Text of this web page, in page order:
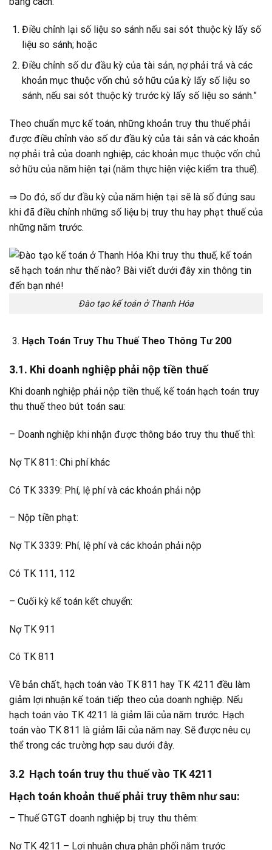
Điều chỉnh lại số liệu so sánh nếu sai sót thuộc kỳ lấy số
liệu so sánh; hoặc
Điều chỉnh số dư đầu kỳ của tài sản, nợ phải trả và các
khoản mục thuộc vốn chủ sở hữu của kỳ lấy số liệu so
sánh, nếu sai sót thuộc kỳ trước kỳ lấy số liệu so sánh.”
Theo chuẩn mực kế toán, những khoản truy thu thuế phải
được điều chỉnh vào số dư đầu kỳ của tài sản và các khoản
nợ phải trả của doanh nghiệp, các khoản mục thuộc vốn chủ
sở hữu của năm hiện tại (năm thực hiện việc kiểm tra thuế).
⇒ Do đó, số dư đầu kỳ của năm hiện tại sẽ là số đúng sau
khi đã điều chỉnh những số liệu bị truy thu hay phạt thuế của
những năm trước.
Đào tạo kế toán ở Thanh Hóa
Hạch Toán Truy Thu Thuế Theo Thông Tư 200
3.1. Khi doanh nghiệp phải nộp tiền thuế
Khi doanh nghiệp phải nộp tiền thuế, kế toán hạch toán truy
thu thuế theo bút toán sau:
– Doanh nghiệp khi nhận được thông báo truy thu thuế thì:
Nợ TK 811: Chi phí khác
Có TK 3339: Phí, lệ phí và các khoản phải nộp
– Nộp tiền phạt:
Nợ TK 3339: Phí, lệ phí và các khoản phải nộp
Có TK 111, 112
– Cuối kỳ kế toán kết chuyển:
Nợ TK 911
Có TK 811
Về bản chất, hạch toán vào TK 811 hay TK 4211 đều làm
giảm lợi nhuận kế toán tiếp theo của doanh nghiệp. Nếu
hạch toán vào TK 4211 là giảm lãi của năm trước. Hạch
toán vào TK 811 là giảm lãi của năm nay. Sẽ được nêu cụ
thể trong các trường hợp sau dưới đây.
3.2 Hạch toán truy thu thuế vào TK 4211
Hạch toán khoản thuế phải truy thêm như sau:
– Thuế GTGT doanh nghiệp bị truy thu thêm:
Nợ TK 4211 – Lợi nhuận chưa phân phối năm trước